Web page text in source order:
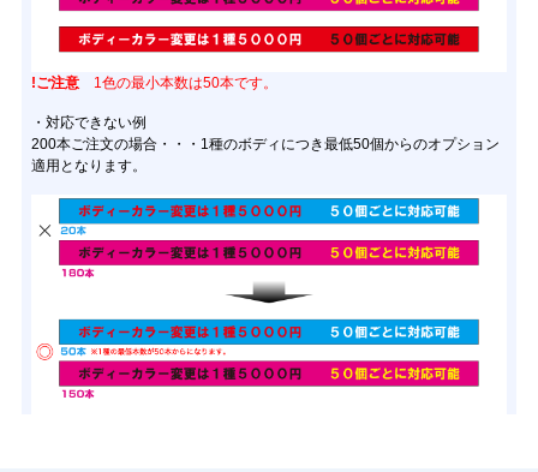
!ご注意1色の最小本数は50本です。
・対応できない例
200本ご注文の場合・・・1種のボディにつき最低50個からのオプション
適用となります。